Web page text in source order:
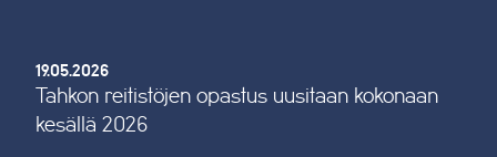
19.05.2026
Tahkon reitistöjen opastus uusitaan kokonaan
kesällä 2026